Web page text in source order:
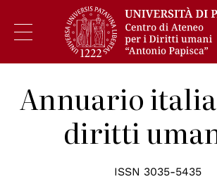
Annuario
diritti
ISSN 3035-5435